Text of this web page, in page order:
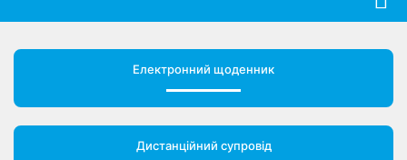
Електронний щоденник
Дистанційний супровід